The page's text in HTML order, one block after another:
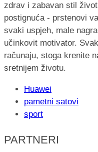
zdrav i zabavan stil
postignuća - prstenovi
svaki uspjeh, male
učinkovit motivator.
računaju, stoga krenite
sretnijem životu.
Huawei
pametni satovi
sport
PARTNERI